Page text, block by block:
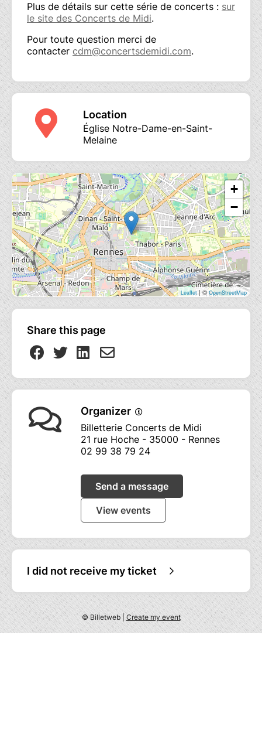
Plus de détails sur cette série de concerts : sur
le site des Concerts de Midi.
Pour toute question merci de
contacter cdm@concertsdemidi.com.
Location
Église Notre-Dame-en-Saint-
Melaine
+
−
Leaflet | ©OpenStreetMap
Share this page
Organizer
Billetterie Concerts de Midi
21 rue Hoche - 35000 - Rennes
02 99 38 79 24
Send a message
View events
I did not receive my ticket
© Billetweb |Create my event